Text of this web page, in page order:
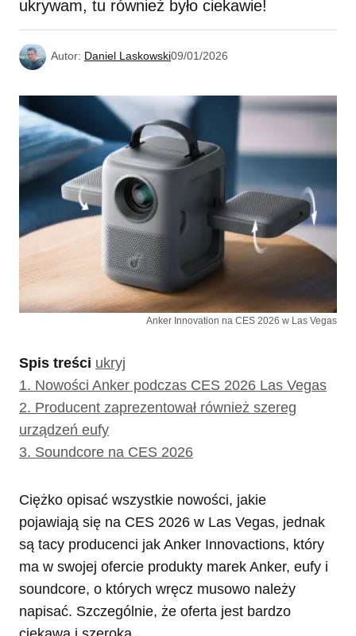
ukrywam, tu również było ciekawie!
Autor: Daniel Laskowski09/01/2026
Anker Innovation na CES 2026 w Las Vegas
Spis treści ukryj
1. Nowości Anker podczas CES 2026 Las Vegas
2. Producent zaprezentował również szereg
urządzeń eufy
3. Soundcore na CES 2026
Ciężko opisać wszystkie nowości, jakie
pojawiają się na CES 2026 w Las Vegas, jednak
są tacy producenci jak Anker Innovactions, który
ma w swojej ofercie produkty marek Anker, eufy i
soundcore, o których wręcz musowo należy
napisać. Szczególnie, że oferta jest bardzo